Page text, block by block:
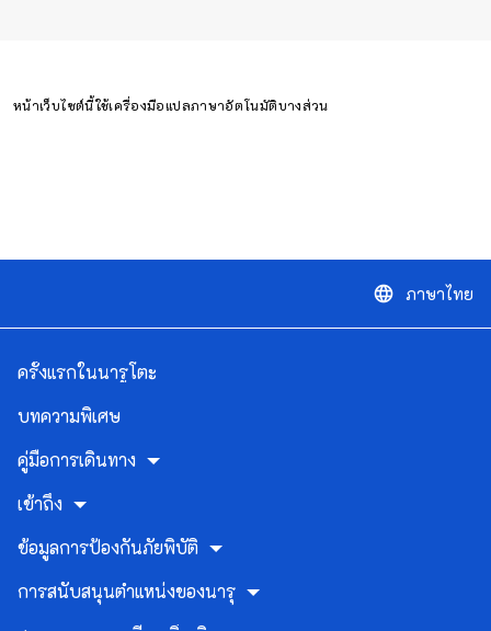
หน้าเว็บไซต์นี้ใช้เครื่องมือแปลภาษาอัตโนมัติบางส่วน
language ภาษาไทย
ครั้งแรกในนารูโตะ
บทความพิเศษ
คู่มือการเดินทาง
เข้าถึง
ข้อมูลการป้องกันภัยพิบัติ
การสนับสนุนตำแหน่งของนารุ